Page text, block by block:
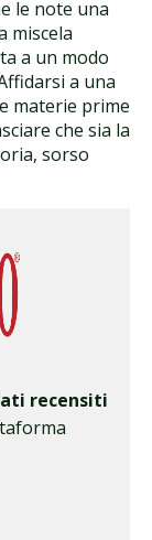
le note una
miscela
a un modo
a una
materie prime
che sia la
sorso
recensiti